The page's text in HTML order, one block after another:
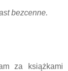
bezcenne.
za książkami